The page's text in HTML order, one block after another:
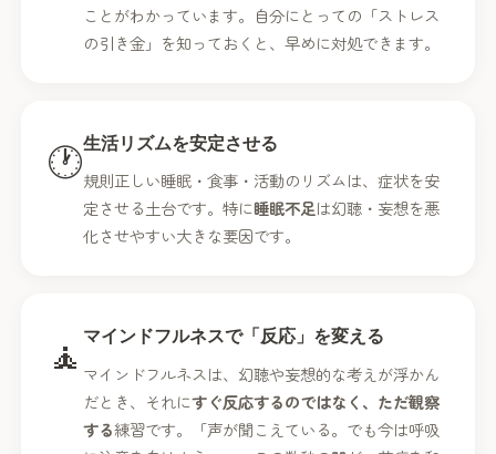
ことがわかっています。自分にとっての「ストレス
の引き金」を知っておくと、早めに対処できます。
🕐生活リズムを安定させる
規則正しい睡眠・食事・活動のリズムは、症状を安
定させる土台です。特に睡眠不足は幻聴・妄想を悪
化させやすい大きな要因です。
🧘 マインドフルネスで「反応」を変える
マインドフルネスは、幻聴や妄想的な考えが浮かん
だとき、それにすぐ反応するのではなく、ただ観察
する練習です。「声が聞こえている。でも今は呼吸